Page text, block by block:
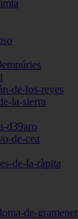
de-los-reyes
la-sierra
d39aro
de-cea
de-la-ràpita
de-gramenet